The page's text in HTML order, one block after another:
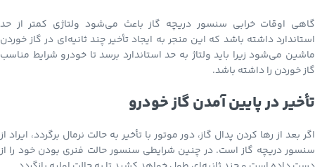
گاهی اوقات خرابی سنسور دریچه گاز باعث می‌شود ولتاژی کمتر از حد
استاندارد داشته باشد که این منجر به ایجاد تأخیر چند ثانیه‌ای در گاز خوردن
ماشین می‌شود زیرا باید ولتاژ به حد استاندارد برسد تا خودرو شرایط مناسب
گاز خوردن را داشته باشد.
تأخیر در پایین آمدن گاز خودرو
اگر بعد از رها کردن پدال گاز، دور موتور با تأخیر به حالت نرمال برگردد، ایراد از
سنسور دریچه گاز است. در چنین شرایطی سنسور حالت فنری بودن خود را از